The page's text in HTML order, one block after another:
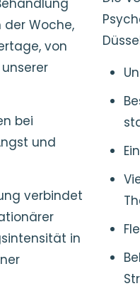
der Woche,
von
bei
und
verbindet
in